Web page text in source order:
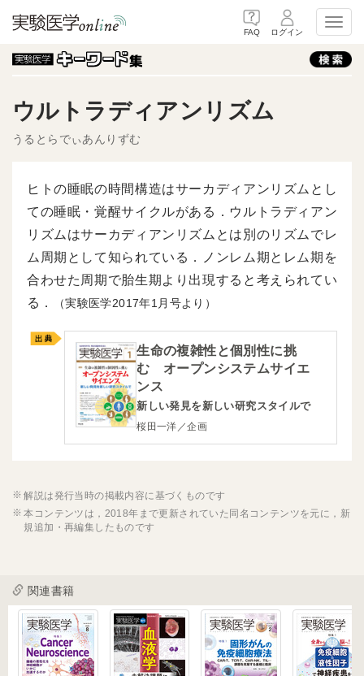
FAQ ログイン
ウルトラディアンリズム
うるとらでぃあんりずむ
ヒトの睡眠の時間構造はサーカディアンリズムとし
ての睡眠・覚醒サイクルがある．ウルトラディアン
リズムはサーカディアンリズムとは別のリズムでレ
ム周期として知られている．ノンレム期とレム期を
合わせた周期で胎生期より出現すると考えられてい
る．
（実験医学2017年1月号より）
生命の複雑性と個別性に挑
む オープンシステムサイエ
ンス
新しい発見を新しい研究スタイルで
桜田一洋／企画
解説は発行当時の掲載内容に基づくものです
本コンテンツは，2018年まで更新されていた同名コンテンツを元に，新
規追加・再編集したものです
関連書籍